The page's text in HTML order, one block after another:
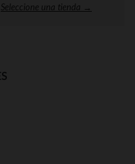
Seleccione una tienda →